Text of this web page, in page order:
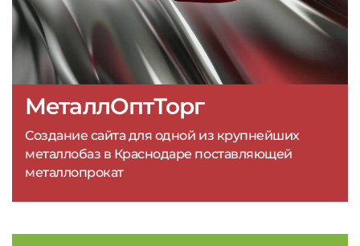
МеталлОптТорг
Создание сайта для одной из крупнейших
металлобаз в Краснодаре поставляющей
металлопрокат